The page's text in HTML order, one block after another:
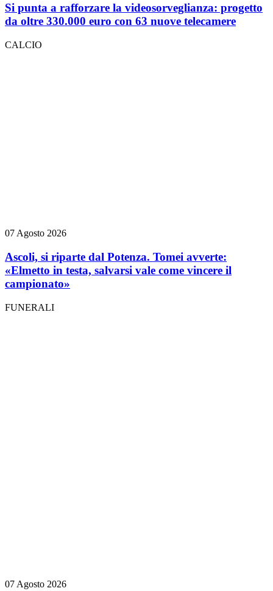
Si punta a rafforzare la videosorveglianza: progetto
da oltre 330.000 euro con 63 nuove telecamere
CALCIO
07 Agosto 2026
Ascoli, si riparte dal Potenza. Tomei avverte:
«Elmetto in testa, salvarsi vale come vincere il
campionato»
FUNERALI
07 Agosto 2026